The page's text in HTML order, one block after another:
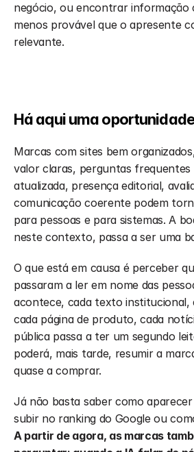
negócio, ou encontrar informação
menos provável que o apresente
relevante.
Há aqui uma
Marcas com sites bem
valor claras, perguntas
atualizada, presença editorial,
comunicação coerente podem
para pessoas e para sistemas. A
neste contexto, passa a ser uma
O que está em causa é perceber
passaram a ler em nome das
acontece, cada texto institucional,
cada página de produto, cada
pública passa a ter um segundo
poderá, mais tarde, resumir a
quase a comprar.
Já não basta saber como
A partir de agora, as marcas